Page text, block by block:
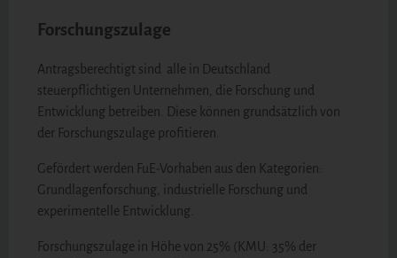
Forschungszulage
Antragsberechtigt sind alle in Deutschland
steuerpflichtigen Unternehmen, die Forschung und
Entwicklung betreiben. Diese können grundsätzlich von
der Forschungszulage profitieren.
Gefördert werden FuE-Vorhaben aus den Kategorien:
Grundlagenforschung, industrielle Forschung und
experimentelle Entwicklung.
Forschungszulage in Höhe von 25% (KMU: 35% der